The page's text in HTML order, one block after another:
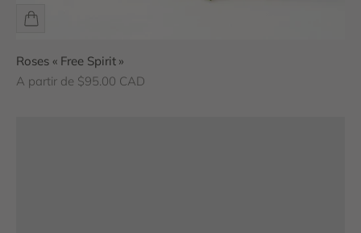
Roses « Free Spirit »
Prix de vente
A partir de $95.00 CAD